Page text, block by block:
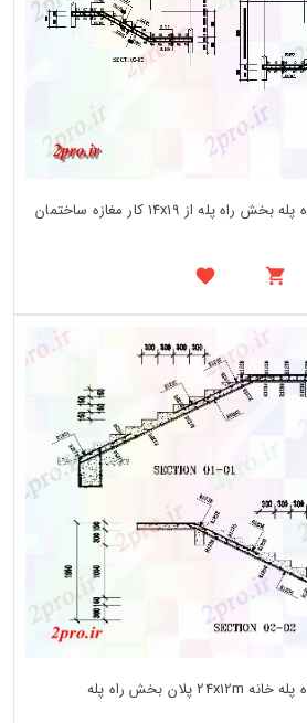
دانلود نقشه جزئیات پله و راه پله بخش راه پله از 14x19 کار مغازه ساختمان
دانلود نقشه جزئیات پله و راه پله خانه 24x12m پلان بخش راه پله